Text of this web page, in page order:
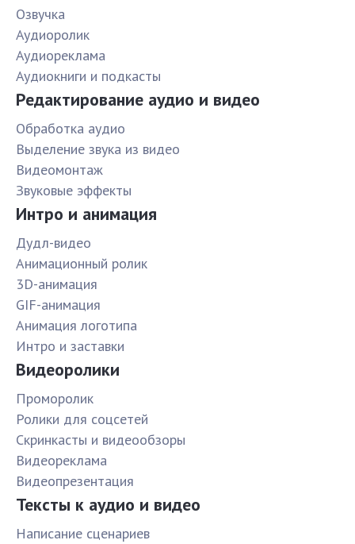
Озвучка
Аудиоролик
Аудиореклама
Аудиокниги и подкасты
Редактирование аудио и видео
Обработка аудио
Выделение звука из видео
Видеомонтаж
Звуковые эффекты
Интро и анимация
Дудл-видео
Анимационный ролик
3D-анимация
GIF-анимация
Анимация логотипа
Интро и заставки
Видеоролики
Проморолик
Ролики для соцсетей
Скринкасты и видеообзоры
Видеореклама
Видеопрезентация
Тексты к аудио и видео
Написание сценариев